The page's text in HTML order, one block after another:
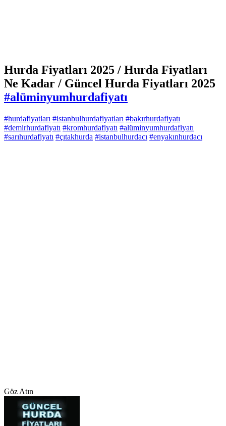
Hurda Fiyatları 2025 / Hurda Fiyatları
Ne Kadar / Güncel Hurda Fiyatları 2025
#alüminyumhurdafiyatı
#hurdafiyatları #istanbulhurdafiyatları #bakırhurdafiyatı
#demirhurdafiyatı #kromhurdafiyatı #alüminyumhurdafiyatı
#sarıhurdafiyatı #çıtakhurda #istanbulhurdacı #enyakınhurdacı
Göz Atın